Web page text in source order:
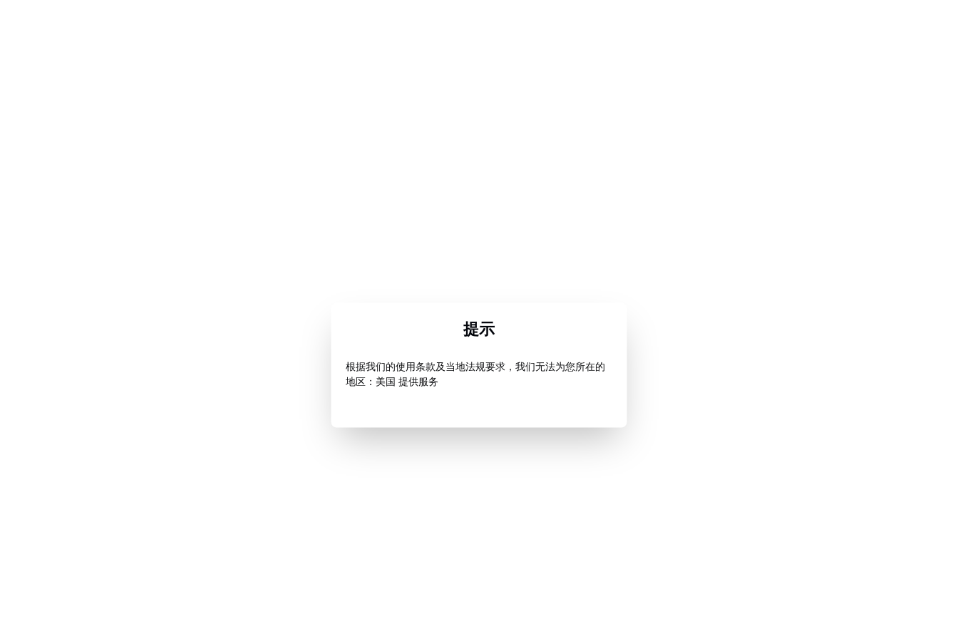
提示
根据我们的使用条款及当地法规要求，我们无法为您所在的
地区：美国 提供服务